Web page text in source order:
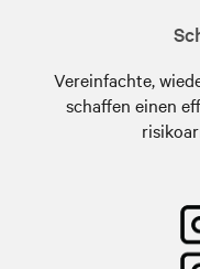
Vereinfachte,
schaffen einen